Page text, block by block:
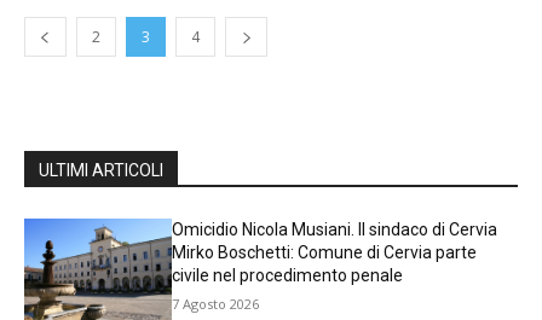
2 3 4
ULTIMI ARTICOLI
Omicidio Nicola Musiani. Il sindaco di Cervia
Mirko Boschetti: Comune di Cervia parte
civile nel procedimento penale
7 Agosto 2026